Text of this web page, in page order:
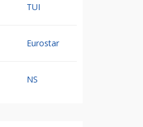
TUI
Eurostar
NS